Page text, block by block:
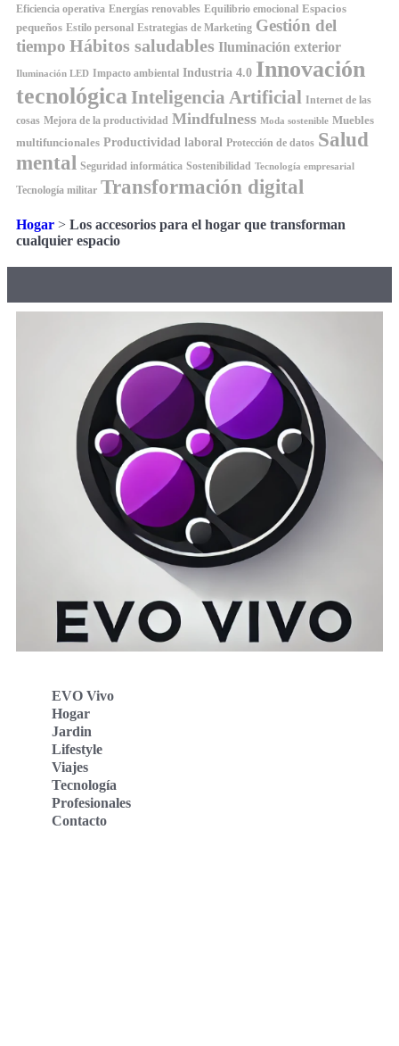
Eficiencia operativa Energías renovables Equilibrio emocional Espacios
pequeños Estilo personal Estrategias de Marketing Gestión del
tiempo Hábitos saludables Iluminación exterior
Iluminación LED Impacto ambiental Industria 4.0 Innovación
tecnológica Inteligencia Artificial Internet de las
cosas Mejora de la productividad Mindfulness Moda sostenible Muebles
multifuncionales Productividad laboral Protección de datos Salud
mental Seguridad informática Sostenibilidad Tecnología empresarial
Tecnología militar Transformación digital
Hogar > Los accesorios para el hogar que transforman
cualquier espacio
EVO Vivo
Hogar
Jardin
Lifestyle
Viajes
Tecnología
Profesionales
Contacto